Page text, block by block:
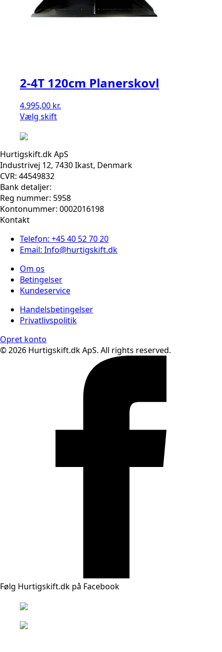
2-4T 120cm Planerskovl
4.995,00 kr.
Vælg skift
Hurtigskift.dk ApS
Industrivej 12, 7430 Ikast, Denmark
CVR: 44549832
Bank detaljer:
Reg nummer: 5958
Kontonummer: 0002016198
Kontakt
Telefon: +45 40 52 70 20
Email: Info@hurtigskift.dk
Om os
Betingelser
Kundeservice
Handelsbetingelser
Privatlivspolitik
Opret konto
© 2026 Hurtigskift.dk ApS. All rights reserved.
Følg Hurtigskift.dk på Facebook